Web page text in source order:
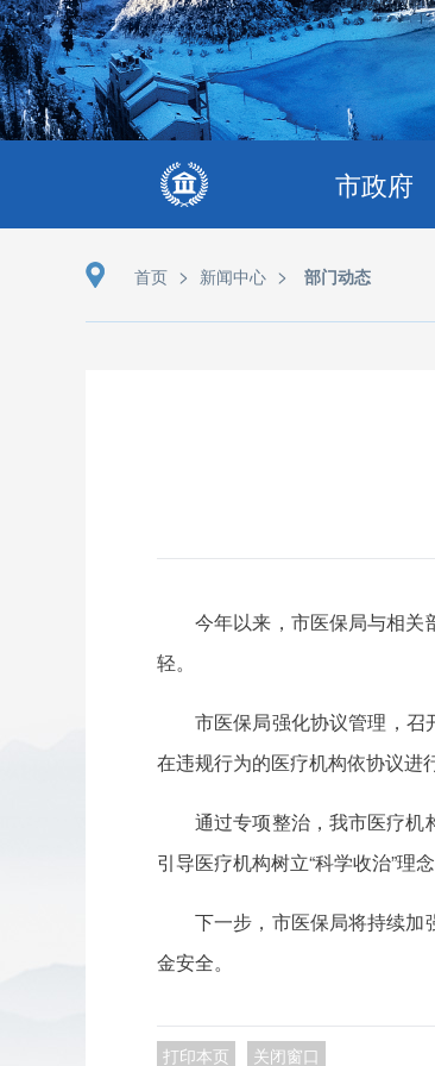
市政府
首页 > 新闻中心 > 部门动态
今年以来，市医保局与相关
轻。
市医保局强化协议管理，召
在违规行为的医疗机构依协议进
通过专项整治，我市医疗机
引导医疗机构树立“科学收治”理
下一步，市医保局将持续加
金安全。
打印本页 关闭窗口